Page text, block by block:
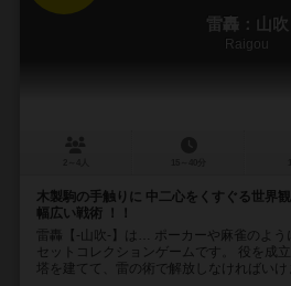
雷轟：山吹
Raigou
木製駒の手触りに 中二心をくすぐる世界
幅広い戦術 ！！
雷轟【-山吹-】は… ポーカーや麻雀のよう
セットコレクションゲームです。 役を成
塔を建てて、雷の術で解放しなければいけ